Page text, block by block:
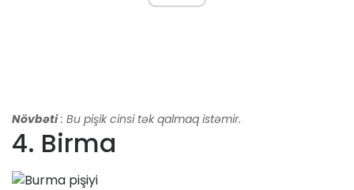
Növbəti: Bu pişik cinsi tək qalmaq istəmir.
4. Birma